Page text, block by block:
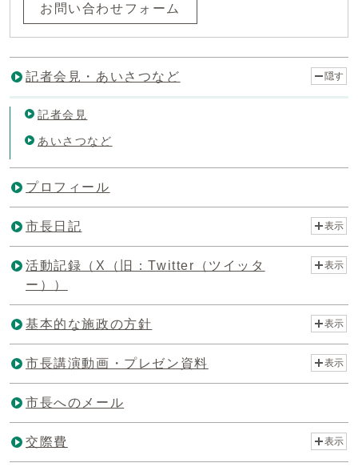
お問い合わせフォーム
記者会見・あいさつなど 隠す
記者会見
あいさつなど
プロフィール
市長日記 表示
活動記録（X（旧：Twitter（ツイッタ
ー））
表示
基本的な施政の方針 表示
市長講演動画・プレゼン資料 表示
市長へのメール
交際費 表示